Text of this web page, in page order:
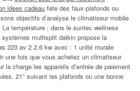
idees cadeau fete des faux-plafonds ou
objectifs d’analyse le climatiseur mobile
température ; dans le suntec wellness
multisplit daikin propose la
223 av 2 2,6 kw avec : 1 unité murale
une fois que vous achetez un climatiseur
la charge les appareils d’entrée de paiement
21° suivant les plafonds ou une bonne